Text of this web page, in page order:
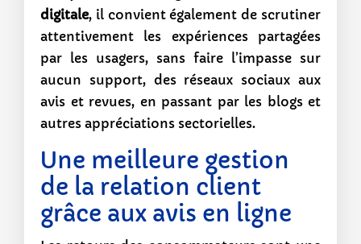
digitale, il convient également de scrutiner
attentivement les expériences partagées
par les usagers, sans faire l’impasse sur
aucun support, des réseaux sociaux aux
avis et revues, en passant par les blogs et
autres appréciations sectorielles.
Une meilleure gestion
de la relation client
grâce aux avis en ligne